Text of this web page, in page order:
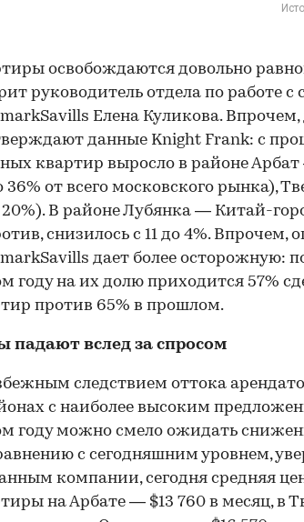
освобождаются довольно
руководитель отдела по работе
Елена Куликова.
данные Knight Frank: с
квартир выросло в районе
36% от всего московского рынка),
20%). В районе Лубянка — Китай-
снизилось с 11 до 4%. Впрочем,
дает более осторожную:
году на их долю приходится 57%
против 65% в прошлом.
падают вслед за спросом
следствием оттока
с наиболее высоким
году можно смело ожидать
с сегодняшним уровнем,
компании, сегодня средняя
на Арбате — $13 760 в месяц, в